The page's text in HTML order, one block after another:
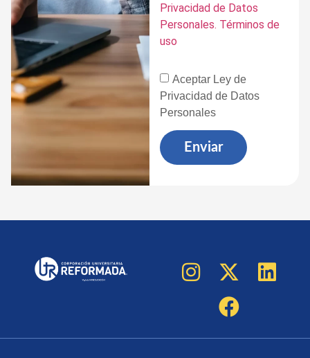
Privacidad de Datos
Personales. Términos de
uso
Aceptar Ley de
Privacidad de Datos
Personales
Enviar